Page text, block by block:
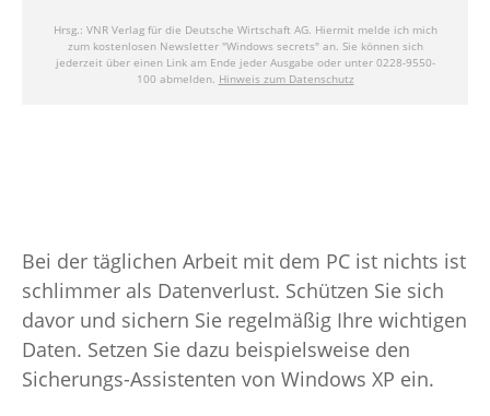
Bei der täglichen Arbeit mit dem PC ist nichts ist
schlimmer als Datenverlust. Schützen Sie sich
davor und sichern Sie regelmäßig Ihre wichtigen
Daten. Setzen Sie dazu beispielsweise den
Sicherungs-Assistenten von Windows XP ein.